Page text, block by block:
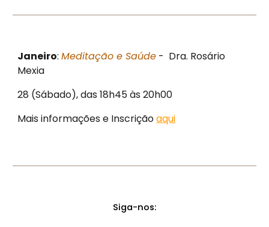
Janeiro:Meditação e Saúde - Dra. Rosário
Mexia
28 (Sábado), das 18h45 às 20h00
Mais informações e Inscriçãoaqui
Siga-nos: